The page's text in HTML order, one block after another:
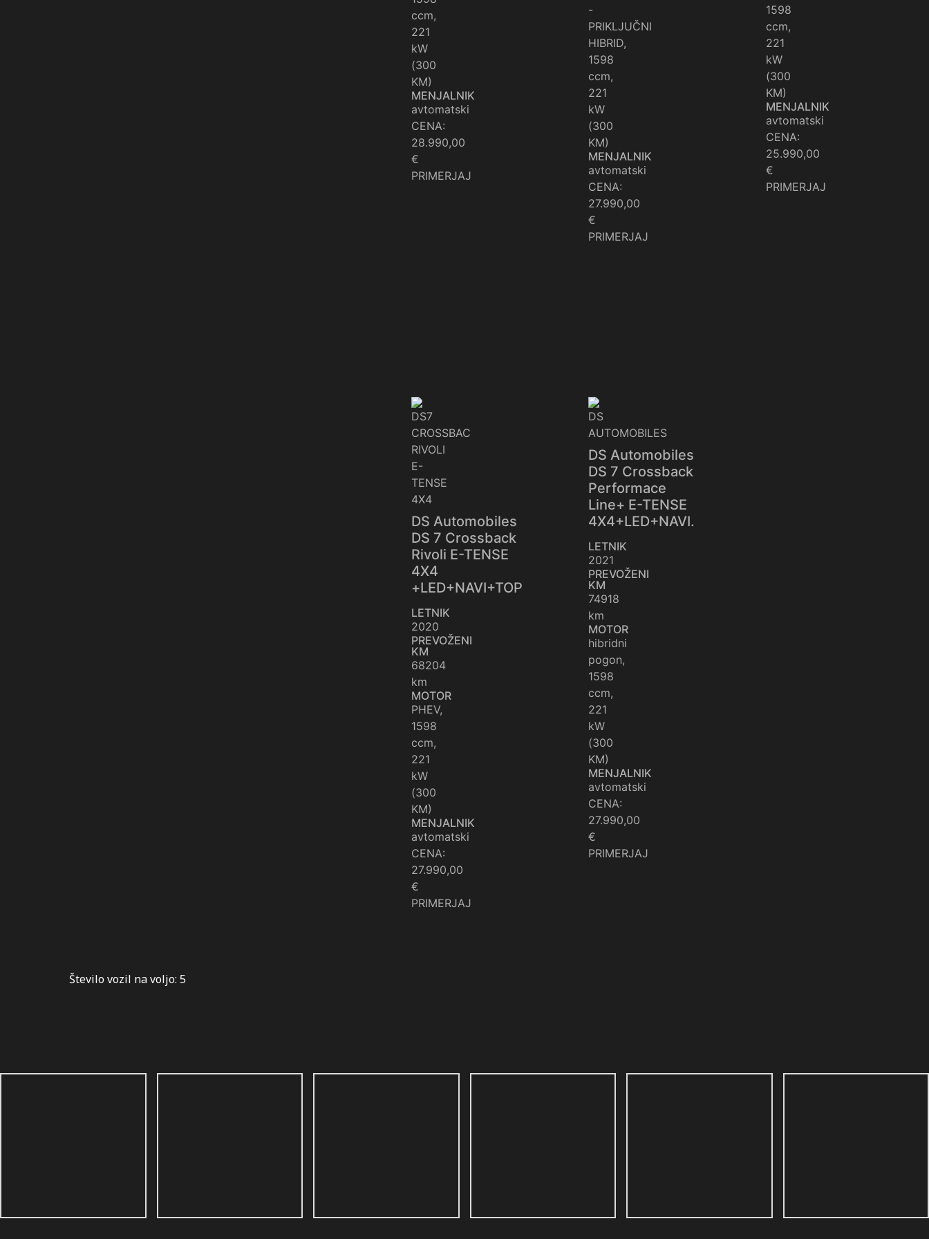
Število vozil na voljo: 5
ccm,
221
kW
(300
KM)
MENJALNIK
avtomatski
CENA:
28.990,00
€
PRIMERJAJ
-
PRIKLJUČNI
HIBRID,
1598
ccm,
221
kW
(300
KM)
MENJALNIK
avtomatski
CENA:
27.990,00
€
PRIMERJAJ
1598
ccm,
221
kW
(300
KM)
MENJALNIK
avtomatski
CENA:
25.990,00
€
PRIMERJAJ
DS Automobiles
DS 7 Crossback
Rivoli E-TENSE
4X4
+LED+NAVI+TOP
LETNIK
2020
PREVOŽENI
KM
68204
km
MOTOR
PHEV,
1598
ccm,
221
kW
(300
KM)
MENJALNIK
avtomatski
CENA:
27.990,00
€
PRIMERJAJ
DS Automobiles
DS 7 Crossback
Performace
Line+ E-TENSE
4X4+LED+NAVI.
LETNIK
2021
PREVOŽENI
KM
74918
km
MOTOR
hibridni
pogon,
1598
ccm,
221
kW
(300
KM)
MENJALNIK
avtomatski
CENA:
27.990,00
€
PRIMERJAJ